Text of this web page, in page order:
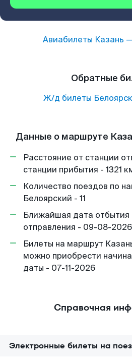
Авиабилеты Казань —
Обратные
Ж/д билеты
Данные о маршруте
Расстояние от станции
станции прибытия - 1321
Количество поездов по
Белоярский - 11
Ближайшая дата отбытия
отправления - 09-08-2026
Билеты на маршрут
можно приобрести
даты - 07-11-2026
Справочная
Электронные билеты на